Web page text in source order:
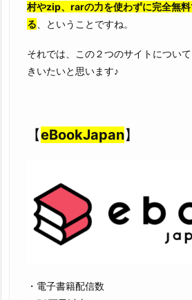
村やzip、rarの力を使わずに完全無料
る 、ということですね。
それでは、この２つのサイトについ
きいたいと思います♪
【eBookJapan】
・電子書籍配信数